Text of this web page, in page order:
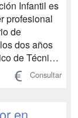
Infantil es
profesional
de
dos años
de Técnico
del
Consultar
en